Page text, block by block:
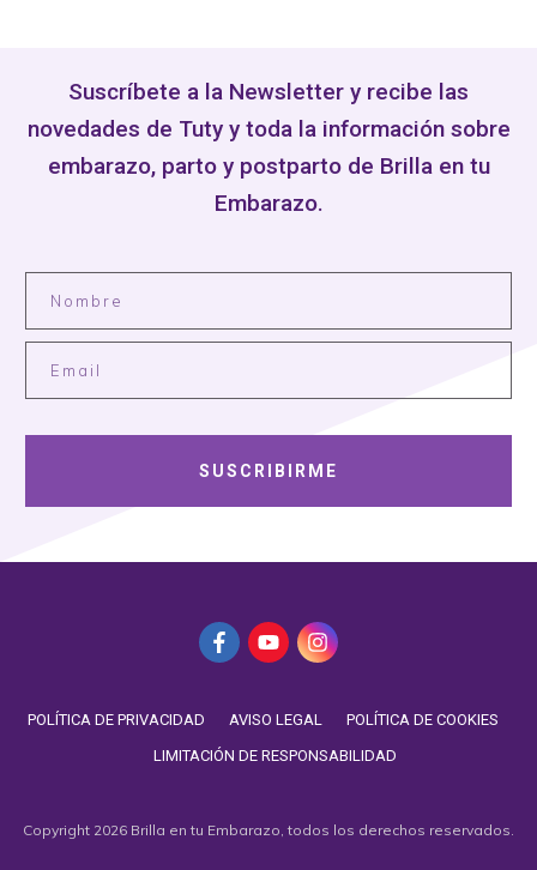
Suscríbete a la Newsletter y recibe las
novedades de Tuty y toda la información sobre
embarazo, parto y postparto de Brilla en tu
Embarazo.
SUSCRIBIRME
POLÍTICA DE PRIVACIDAD AVISO LEGAL
POLÍTICA DE COOKIES
LIMITACIÓN DE RESPONSABILIDAD
Copyright 2026 Brilla en tu Embarazo, todos los derechos reservados.